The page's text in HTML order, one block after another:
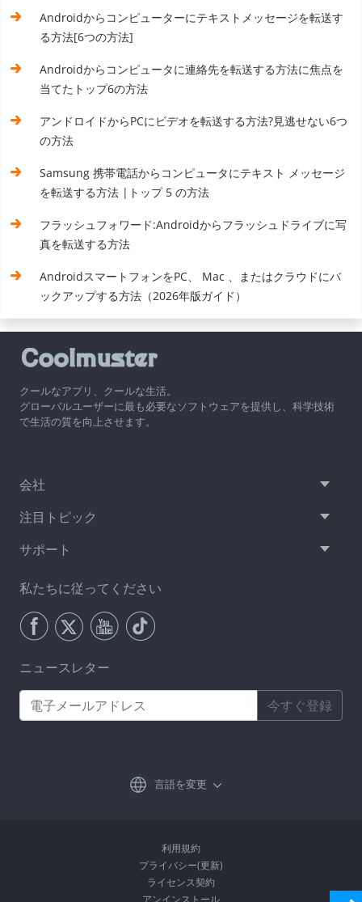
Androidからコンピューターにテキストメッセージを転送す
る方法[6つの方法]
Androidからコンピュータに連絡先を転送する方法に焦点を
当てたトップ6の方法
アンドロイドからPCにビデオを転送する方法?見逃せない6つ
の方法
Samsung 携帯電話からコンピュータにテキスト メッセージ
を転送する方法 |トップ 5 の方法
フラッシュフォワード:Androidからフラッシュドライブに写
真を転送する方法
AndroidスマートフォンをPC、 Mac 、またはクラウドにバ
ックアップする方法（2026年版ガイド）
クールなアプリ、クールな生活。
グローバルユーザーに最も必要なソフトウェアを提供し、科学技術
で生活の質を向上させます。
会社
注目トピック
サポート
私たちに従ってください
ニュースレター
今すぐ登録
言語を変更
利用規約
プライバシー(更新)
ライセンス契約
アンインストール